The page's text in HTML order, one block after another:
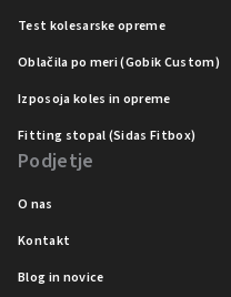
Test kolesarske opreme
Oblačila po meri (Gobik Custom)
Izposoja koles in opreme
Fitting stopal (Sidas Fitbox)
Podjetje
O nas
Kontakt
Blog in novice